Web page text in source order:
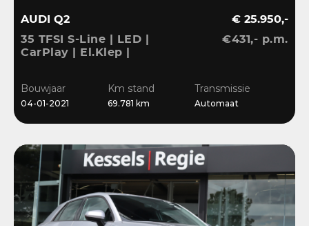
AUDI Q2
35 TFSI S-Line | LED |
CarPlay | El.Klep |
€ 25.950,-
€431,- p.m.
Bouwjaar
04-01-2021
Km stand
69.781 km
Transmissie
Automaat